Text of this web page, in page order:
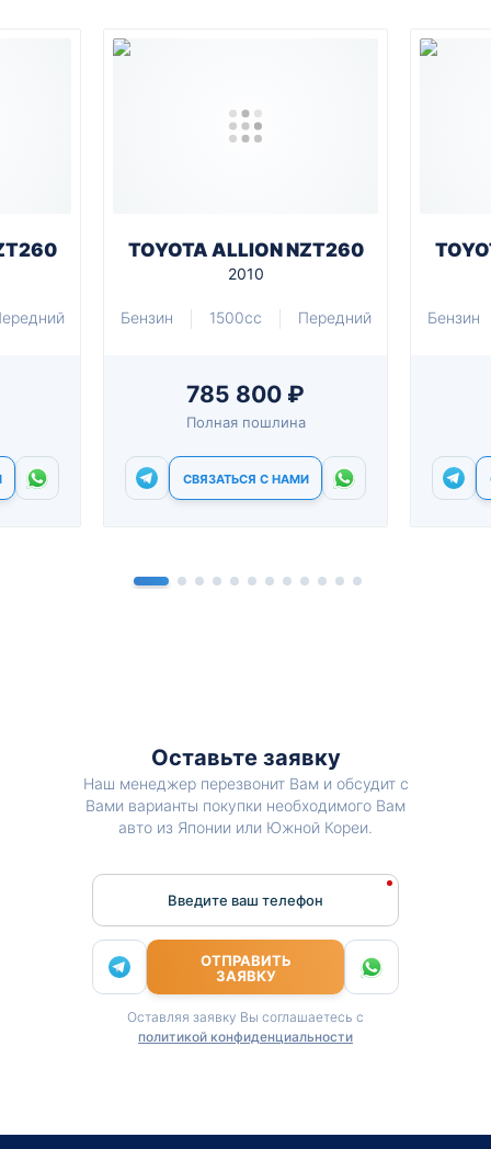
TOYOTA ALLION NZT260
2010
Бензин 1500cc Передний
785 800 ₽
Полная пошлина
СВЯЗАТЬСЯ С НАМИ
Бензин
Оставьте заявку
Наш менеджер перезвонит Вам и обсудит с
Вами варианты покупки необходимого Вам
авто из Японии или Южной Кореи.
Введите ваш телефон
ОТПРАВИТЬ
ЗАЯВКУ
Оставляя заявку Вы соглашаетесь с
политикой конфиденциальности